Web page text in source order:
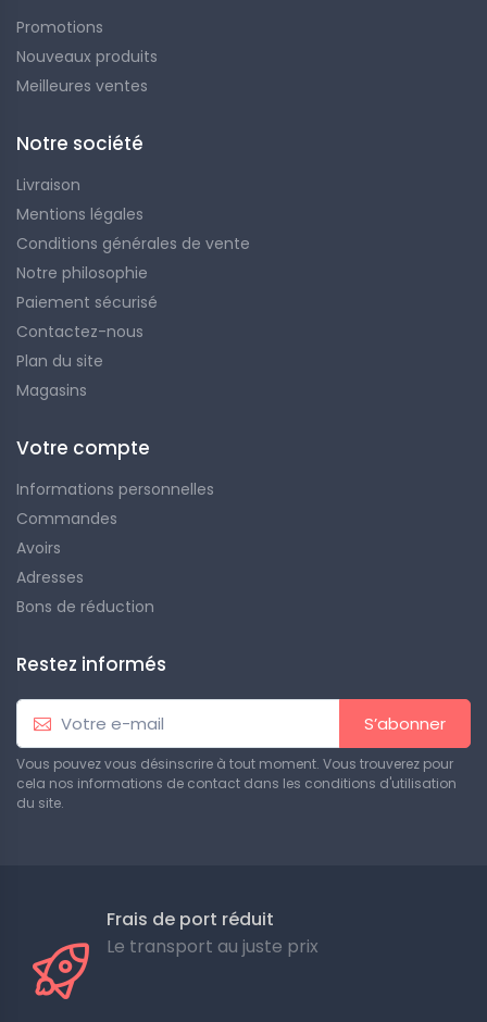
Promotions
Nouveaux produits
Meilleures ventes
Notre société
Livraison
Mentions légales
Conditions générales de vente
Notre philosophie
Paiement sécurisé
Contactez-nous
Plan du site
Magasins
Votre compte
Informations personnelles
Commandes
Avoirs
Adresses
Bons de réduction
Restez informés
S’abonner
Vous pouvez vous désinscrire à tout moment. Vous trouverez pour
cela nos informations de contact dans les conditions d'utilisation
du site.
Frais de port réduit
Le transport au juste prix